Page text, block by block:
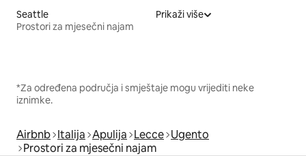
Seattle
Prostori za mjesečni najam
Prikaži više
*Za određena područja i smještaje mogu vrijediti neke
iznimke.
Airbnb Italija Apulija Lecce Ugento
Prostori za mjesečni najam